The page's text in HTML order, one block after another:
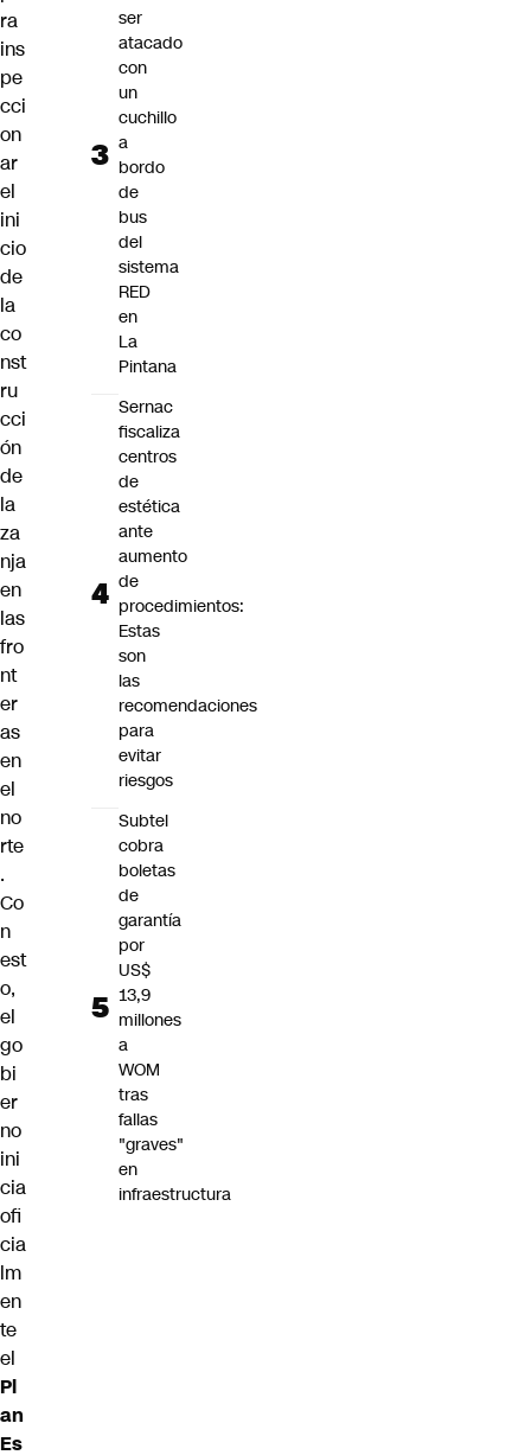
ra
ins
pe
cci
on
ar
el
ini
cio
de
la
co
nst
ru
cci
ón
de
la
za
nja
en
las
fro
nt
er
as
en
el
no
rte
.
Co
n
est
o,
el
go
bi
er
no
ini
cia
ofi
cia
lm
en
te
el
Pl
an
Es
ser
atacado
con
un
cuchillo
a
bordo
de
bus
del
sistema
RED
en
La
Pintana
Sernac
fiscaliza
centros
de
estética
ante
aumento
de
procedimientos:
Estas
son
las
recomendaciones
para
evitar
riesgos
Subtel
cobra
boletas
de
garantía
por
US$
13,9
millones
a
WOM
tras
fallas
"graves"
en
infraestructura